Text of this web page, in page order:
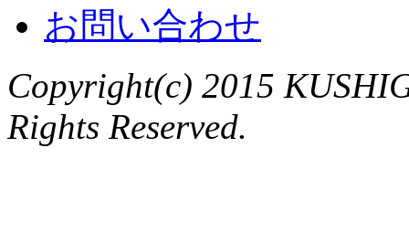
お問い合わせ
Copyright(c) 2015
Rights Reserved.